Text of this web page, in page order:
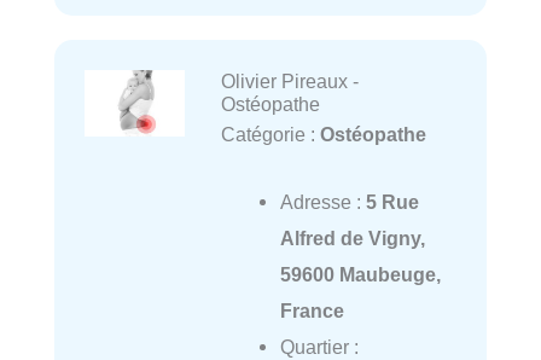
Olivier Pireaux -
Ostéopathe
Catégorie : Ostéopathe
Adresse : 5 Rue
Alfred de Vigny,
59600 Maubeuge,
France
Quartier :